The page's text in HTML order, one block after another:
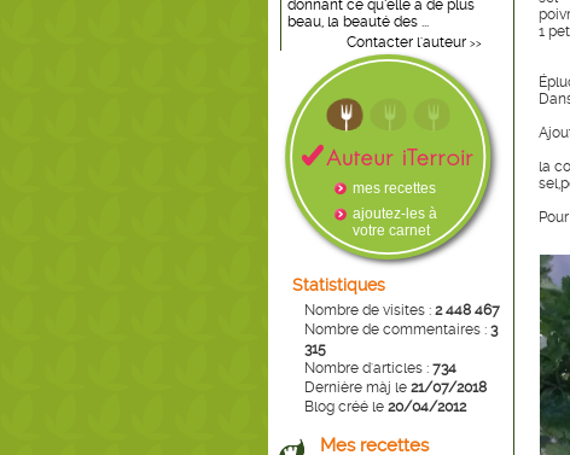
donnant ce qu’elle a de plus
beau, la beauté des ...
Contacter l'auteur >>
mes recettes
ajoutez-les à
votre carnet
Statistiques
Nombre de visites : 2 448 467
Nombre de commentaires : 3
315
Nombre d'articles : 734
Dernière màj le 21/07/2018
Blog créé le 20/04/2012
Mes recettes
1
la